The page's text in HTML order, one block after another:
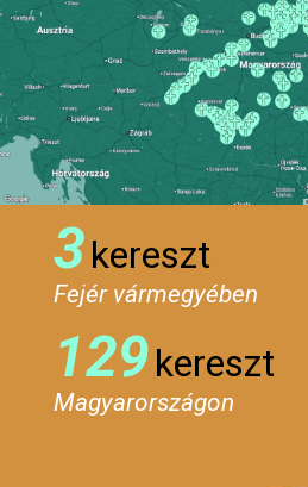
3kereszt
Fejér vármegyében
129kereszt
Magyarországon